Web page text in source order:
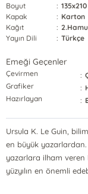
Boyut
: 135x210
Kapak
: Karton
Kağıt
:
Yayın Dili
: Türkçe
Emeği Geçenler
Çevirmen :
Grafiker
:
Hazırlayan
:
Ursula K. Le Guin,
en büyük
yazarlara ilham veren
yüzyılın en önemli